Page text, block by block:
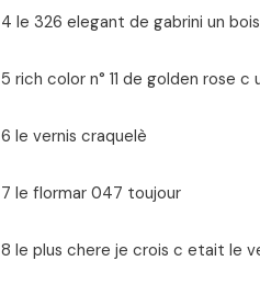
4 le 326 elegant de gabrini un
5 rich color n° 11 de golden rose c
6 le vernis craquelè
7 le flormar 047 toujour
8 le plus chere je crois c etait le